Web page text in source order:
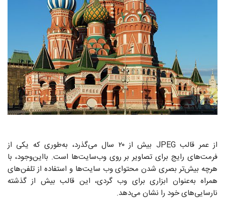
از عمر قالب JPEG بیش از ۲۰ سال می‌گذرد، به‌طوری که یکی از
فرمت‌های رایج برای تصاویر بر روی وب‌سایت‌ها است. بااین‌وجود، با
هرچه بیش‌تر بصری شدن محتوای وب سایت‌ها و استفاده از تلفن‌های
همراه به‌عنوان ابزاری برای وب گردی، این قالب بیش از گذشته
نارسایی‌های خود را نشان می‌دهد.